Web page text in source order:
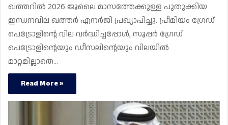
ഖത്തറിൽ 2026 ജൂലൈ മാസത്തേക്കുള്ള പുതുക്കിയ
ഇന്ധനവില ഖത്തർ എനർജി പ്രഖ്യാപിച്ചു. പ്രീമിയം ഗ്രേഡ്
പെട്രോളിന്റെ വില വർദ്ധിച്ചപ്പോൾ, സൂപ്പർ ഗ്രേഡ്
പെട്രോളിന്റെയും ഡീസലിന്റെയും വിലയിൽ
മാറ്റമില്ലാതെ…
Read More »